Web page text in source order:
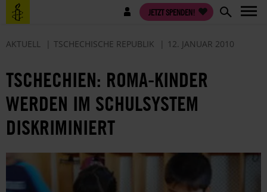
Direkt
zum
Benutzermenü JETZT SPENDEN!
AKTUELL TSCHECHISCHE REPUBLIK 12. JANUAR 2010
TSCHECHIEN: ROMA-KINDER
WERDEN IM SCHULSYSTEM
DISKRIMINIERT